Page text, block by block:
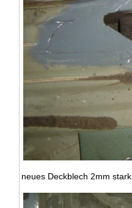
neues Deckblech 2mm stark.